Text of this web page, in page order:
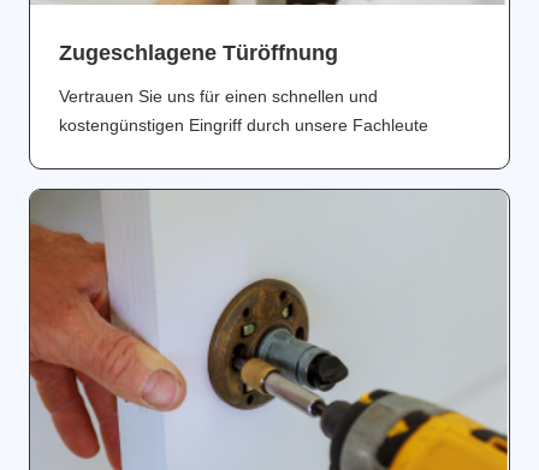
Zugeschlagene Türöffnung
Vertrauen Sie uns für einen schnellen und
kostengünstigen Eingriff durch unsere Fachleute